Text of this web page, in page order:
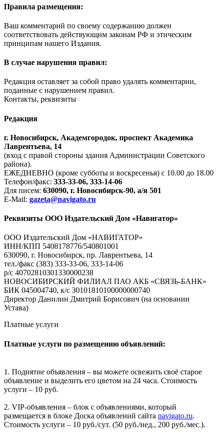
Правила размещения:
Ваш комментарий по своему содержанию должен
соответствовать действующим законам РФ и этическим
принципам нашего Издания.
В случае нарушения правил:
Редакция оставляет за собой право удалять комментарии,
поданные с нарушением правил.
Контакты, реквизиты
Редакция
г. Новосибирск, Академгородок, проспект Академика
Лаврентьева, 14
(вход с правой стороны здания Администрации Советского
района).
ЕЖЕДНЕВНО (кроме субботы и воскресенья) с 10.00 до 18.00
Телефон/факс: 333-33-06, 333-14-06
Для писем: 630090, г. Новосибирск-90, а/я 501
E-Mail: gazeta@navigato.ru
Реквизиты ООО Издательский Дом «Навигатор»
ООО Издательский Дом «НАВИГАТОР»
ИНН/КПП 5408178776/540801001
630090, г. Новосибирск, пр. Лаврентьева, 14
тел./факс (383) 333-33-06, 333-14-06
р/с 40702810301330000238
НОВОСИБИРСКИЙ ФИЛИАЛ ПАО АКБ «СВЯЗЬ-БАНК»
БИК 045004740, к/с 30101810100000000740
Директор Данилин Дмитрий Борисович (на основании
Устава)
Платные услуги
Платные услуги по размещению объявлений:
1. Поднятие объявления – вы можете освежить своё старое
объявление и выделить его цветом на 24 часа. Стоимость
услуги – 10 руб.
2. VIP-объявления – блок с объявлениями, который
размещается в блоке Доска объявлений сайта navigato.ru.
Стоимость услуги – 10 руб./сут. (50 руб./нед., 200 руб./мес.).